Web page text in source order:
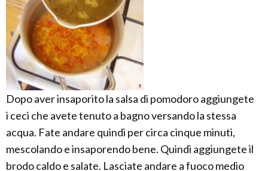
Dopo aver insaporito la salsa di pomodoro aggiungete
i ceci che avete tenuto a bagno versando la stessa
acqua. Fate andare quindi per circa cinque minuti,
mescolando e insaporendo bene. Quindi aggiungete il
brodo caldo e salate. Lasciate andare a fuoco medio